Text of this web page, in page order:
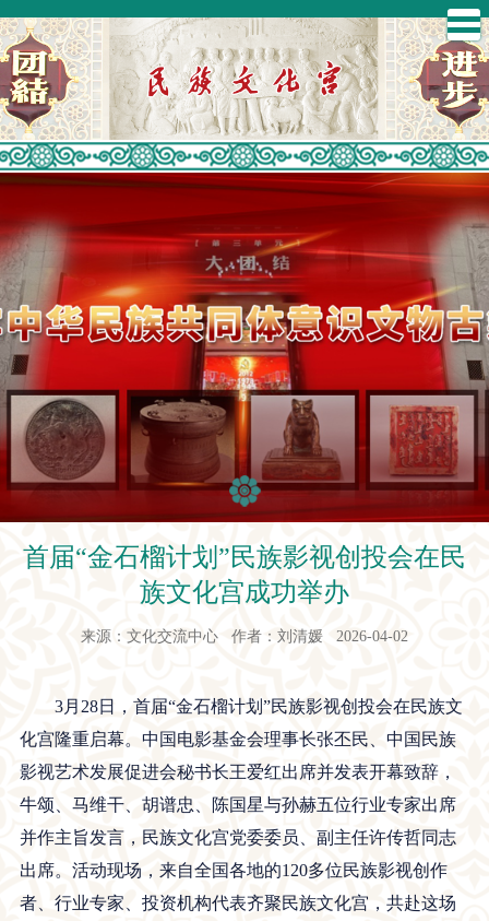
首届“金石榴计划”民族影视创投会在民
族文化宫成功举办
来源：文化交流中心 作者：刘清媛 2026-04-02
3月28日，首届“金石榴计划”民族影视创投会在民族文
化宫隆重启幕。中国电影基金会理事长张丕民、中国民族
影视艺术发展促进会秘书长王爱红出席并发表开幕致辞，
牛颂、马维干、胡谱忠、陈国星与孙赫五位行业专家出席
并作主旨发言，民族文化宫党委委员、副主任许传哲同志
出席。活动现场，来自全国各地的120多位民族影视创作
者、行业专家、投资机构代表齐聚民族文化宫，共赴这场